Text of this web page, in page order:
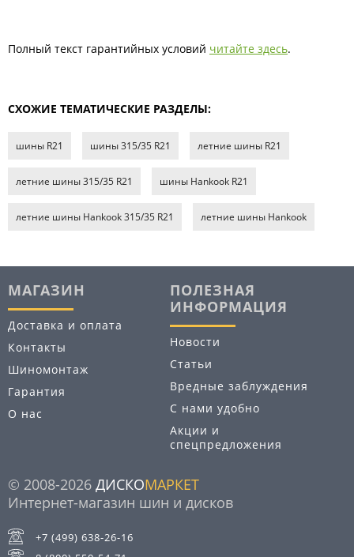
Полный текст гарантийных условий читайте здесь.
СХОЖИЕ ТЕМАТИЧЕСКИЕ РАЗДЕЛЫ:
шины R21 шины 315/35 R21 летние шины R21
летние шины 315/35 R21 шины Hankook R21
летние шины Hankook 315/35 R21 летние шины Hankook
МАГАЗИН
Доставка и оплата
Контакты
Шиномонтаж
Гарантия
О нас
ПОЛЕЗНАЯ
ИНФОРМАЦИЯ
Новости
Статьи
Вредные заблуждения
С нами удобно
Акции и
спецпредложения
© 2008-2026 ДИСКОМАРКЕТ
Интернет-магазин шин и дисков
+7 (499) 638-26-16